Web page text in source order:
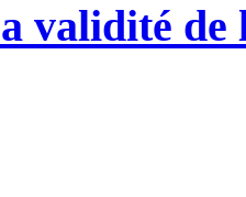
validité de